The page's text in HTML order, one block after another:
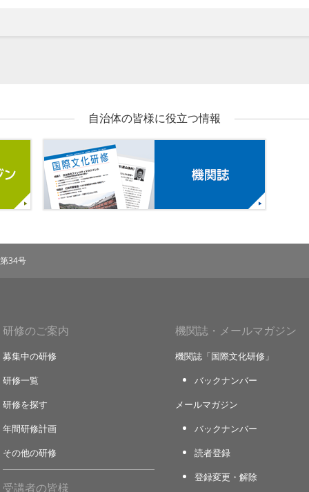
自治体の皆様に役立つ情報
メールマガジン
第34号
研修のご案内
募集中の研修
研修一覧
研修を探す
年間研修計画
その他の研修
受講者の皆様
機関誌・メールマガジン
機関誌「国際文化研修」
バックナンバー
メールマガジン
バックナンバー
読者登録
登録変更・解除